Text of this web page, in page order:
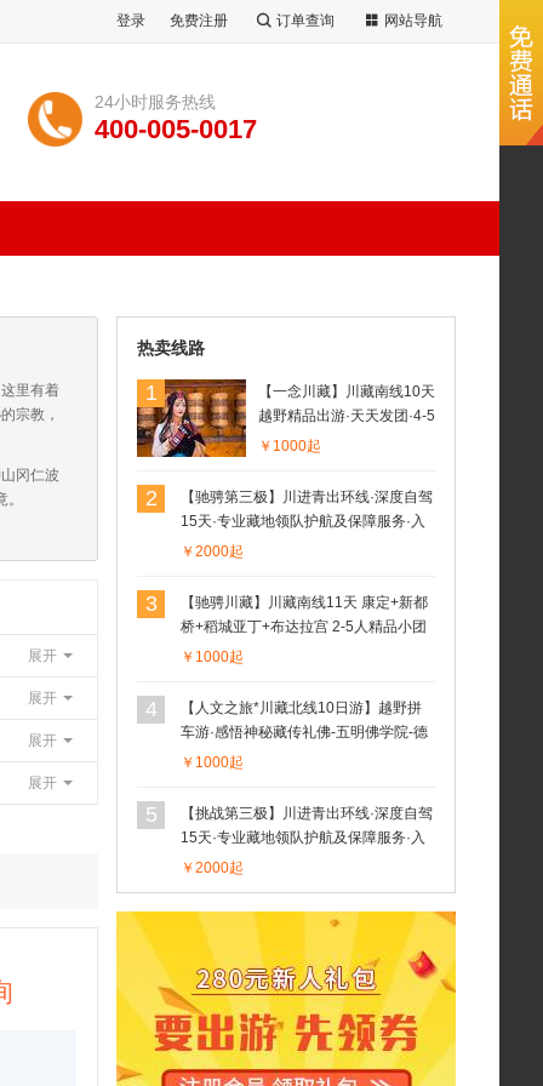
登录 免费注册 订单查询 网站导航
24小时服务热线
400-005-0017
里有着
宗教，
冈仁波
展开
展开
展开
展开
热卖线路
1
【一念川藏】川藏南线10天
越野精品出游·天天发团·4-5
人小团·四姑娘山-理塘（丁
湖-米堆冰川-鲁朗小镇-南迦
巴瓦-林芝-尼洋河风光-拉
￥1000起
2
【驰骋第三极】川进青出环线·深度自驾
15天·专业藏地领队护航及保障服务·入
住品质酒店·沿途大景点门票··驰骋第三
￥2000起
3
【驰骋川藏】川藏南线11天 康定+新都
桥+稻城亚丁+布达拉宫 2-5人精品小团
￥1000起
4
【人文之旅*川藏北线10日游】越野拼
车游·感悟神秘藏传礼佛-五明佛学院-德
格印经院-强巴林寺-孜珠寺-比如骷髅墙-
￥1000起
5
【挑战第三极】川进青出环线·深度自驾
15天·专业藏地领队护航及保障服务·入
住品质酒店·沿途大景点门票·品鲁朗石
会·挑战第三极·藏地探索之旅
￥2000起